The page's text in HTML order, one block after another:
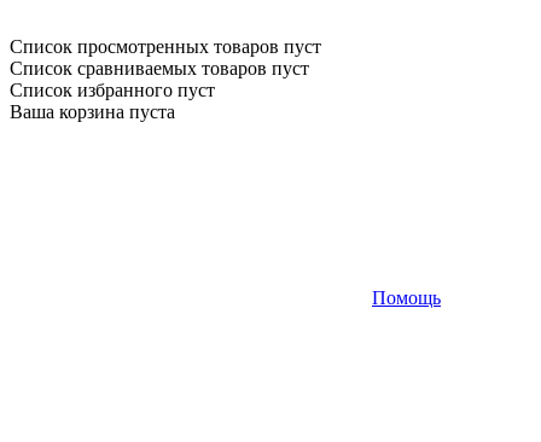
Список просмотренных товаров пуст
Список сравниваемых товаров пуст
Список избранного пуст
Ваша корзина пуста
Помощь